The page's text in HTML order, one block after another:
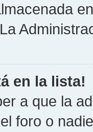
en la lista!
a que la
foro o